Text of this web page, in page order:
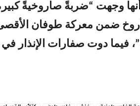
وجهت “ضربةً صاروخيةً
عسقلان المحتلة بـ100 صاروخ ضمن معركة طوفان
فيما دوت صفارات الإنذار في